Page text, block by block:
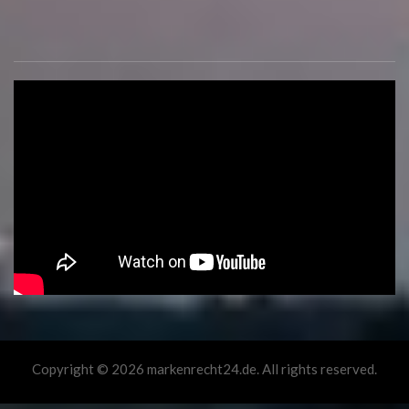
Copyright © 2026 markenrecht24.de. All rights reserved.